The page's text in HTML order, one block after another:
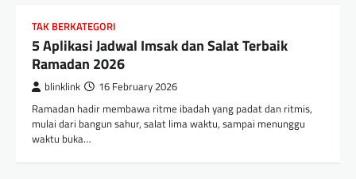
TAK BERKATEGORI
5 Aplikasi Jadwal Imsak dan Salat Terbaik
Ramadan 2026
blinklink 16 February 2026
Ramadan hadir membawa ritme ibadah yang padat dan ritmis,
mulai dari bangun sahur, salat lima waktu, sampai menunggu
waktu buka…